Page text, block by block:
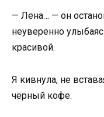
— Лена… — он
неуверенно
красивой.
Я кивнула, не
чёрный кофе.